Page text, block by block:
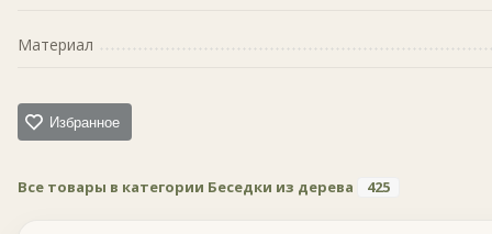
Материал
Избранное
Все товары в категории Беседки из дерева 425